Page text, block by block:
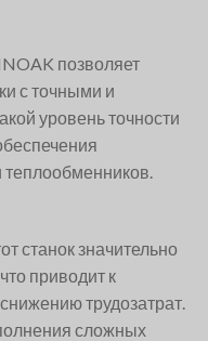
позволяет
с точными и
уровень точности
теплообменников.
станок значительно
приводит к
трудозатрат.
сложных